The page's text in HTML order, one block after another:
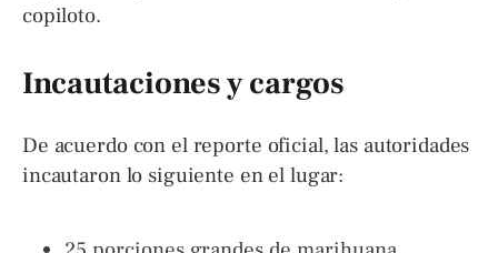
copiloto.
Incautaciones y cargos
De acuerdo con el reporte oficial, las autoridades
incautaron lo siguiente en el lugar: